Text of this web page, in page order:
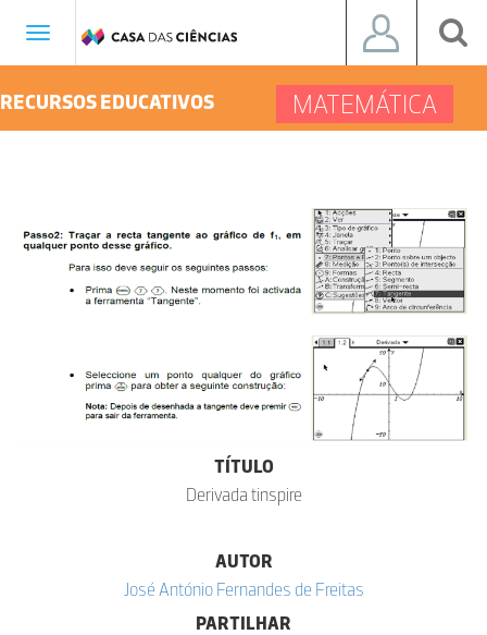
Toggle
RECURSOS EDUCATIVOS MATEMÁTICA
TÍTULO
Derivada tinspire
AUTOR
José António Fernandes de Freitas
PARTILHAR